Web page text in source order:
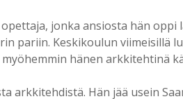
jonka ansiosta hän
pariin. Keskikoulun viimeisillä
hänen arkkitehtinä
arkkitehdistä. Hän jää usein